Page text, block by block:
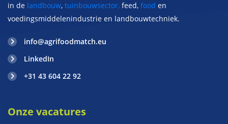
in de landbouw, tuinbouwsector, feed, food en
voedingsmiddelenindustrie en landbouwtechniek.
info@agrifoodmatch.eu
LinkedIn
+31 43 604 22 92
Onze vacatures